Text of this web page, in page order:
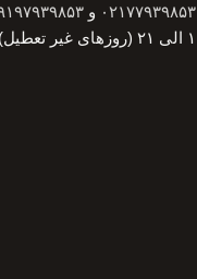
۰۲۱۷۷۹۳۹۸۵۳ و